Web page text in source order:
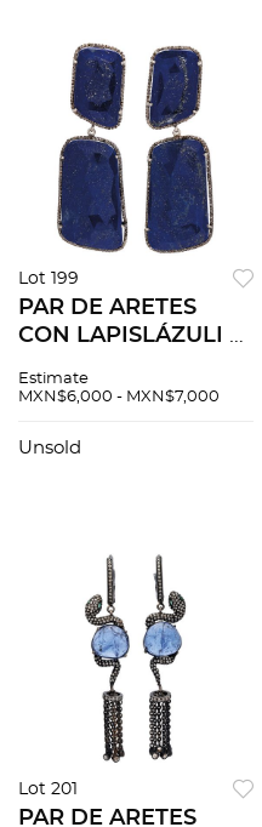
Lot 199
PAR DE ARETES
CON LAPISLÁZULI Y
PLATA. Aplicaciones
27.1 y 22.5 x 38.7 mm
Estimate
MXN$6,000 - MXN$7,000
Unsold
Lot 201
PAR DE ARETES